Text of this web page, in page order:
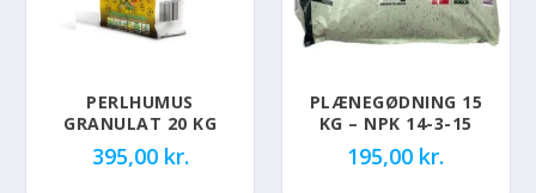
PERLHUMUS
GRANULAT 20 KG
395,00 kr.
PLÆNEGØDNING 15
KG – NPK 14-3-15
195,00 kr.